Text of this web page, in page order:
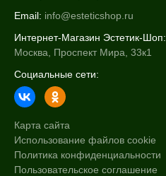
Email: info@esteticshop.ru
Интернет-Магазин Эстетик-Шоп:
Москва, Проспект Мира, 33к1
Социальные сети:
Карта сайта
Использование файлов cookie
Политика конфиденциальности
Пользовательское соглашение